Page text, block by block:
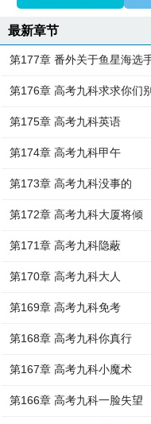
最新章节
第177章 番外关于鱼星海选
第176章 高考九科求求你们
第175章 高考九科英语
第174章 高考九科甲午
第173章 高考九科没事的
第172章 高考九科大厦将倾
第171章 高考九科隐蔽
第170章 高考九科大人
第169章 高考九科免考
第168章 高考九科你真行
第167章 高考九科小魔术
第166章 高考九科一脸失望